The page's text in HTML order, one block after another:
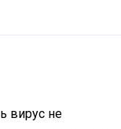
вирус не